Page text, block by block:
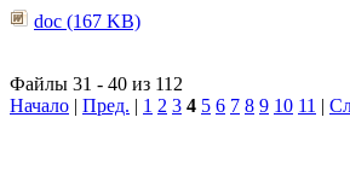
doc (167 KB)
Файлы 31 - 40 из 112
Начало | Пред. | 1 2 3 4 5 6 7 8 9 10 11 |